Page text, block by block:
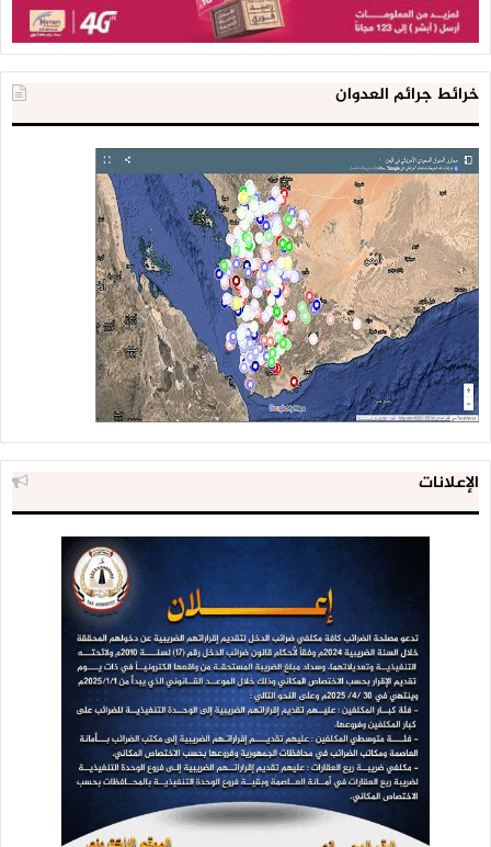
خرائط جرائم العدوان
الإعلانات